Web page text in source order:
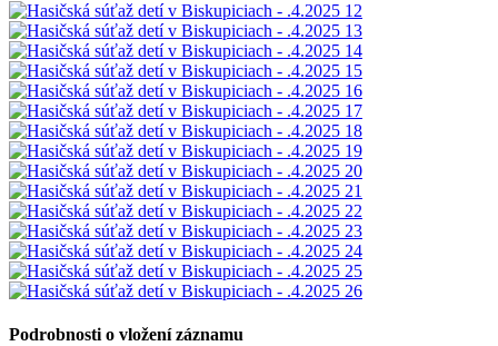
Podrobnosti o vložení záznamu